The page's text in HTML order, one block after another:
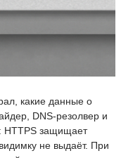
какие данные о
DNS-резолвер и
HTTPS защищает
не выдаёт. При